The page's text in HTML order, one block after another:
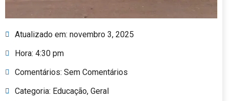
Atualizado em: novembro 3, 2025
Hora: 4:30 pm
Comentários: Sem Comentários
Categoria: Educação, Geral